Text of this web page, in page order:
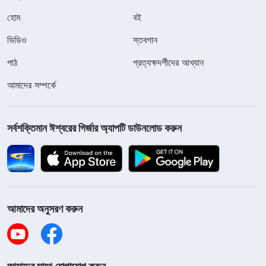
হোম
বই
ভিডিও
স্তবগান
পাঠ
প্রত্যক্ষদর্শীদের আখ্যান
আমাদের সম্পর্কে
সর্বশক্তিমান ঈশ্বরের গির্জার অ্যাপটি ডাউনলোড করুন
আমাদের অনুসরণ করুন